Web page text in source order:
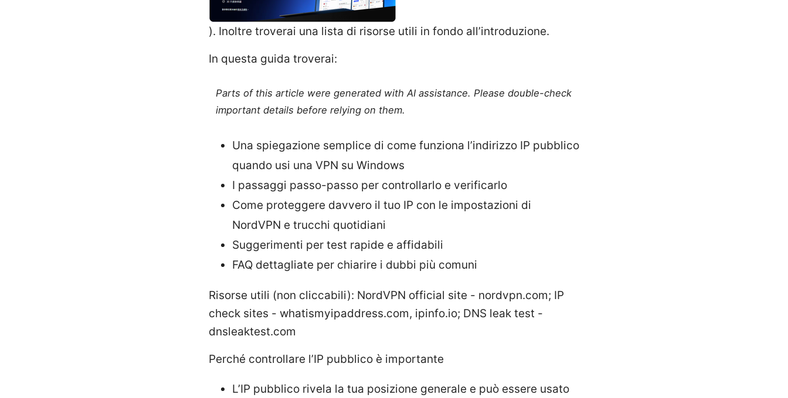
). Inoltre troverai una lista di risorse utili in fondo all’introduzione.
In questa guida troverai:
Parts of this article were generated with AI assistance. Please double-check
important details before relying on them.
Una spiegazione semplice di come funziona l’indirizzo IP pubblico
quando usi una VPN su Windows
I passaggi passo-passo per controllarlo e verificarlo
Come proteggere davvero il tuo IP con le impostazioni di
NordVPN e trucchi quotidiani
Suggerimenti per test rapide e affidabili
FAQ dettagliate per chiarire i dubbi più comuni
Risorse utili (non cliccabili): NordVPN official site - nordvpn.com; IP
check sites - whatismyipaddress.com, ipinfo.io; DNS leak test -
dnsleaktest.com
Perché controllare l’IP pubblico è importante
L’IP pubblico rivela la tua posizione generale e può essere usato